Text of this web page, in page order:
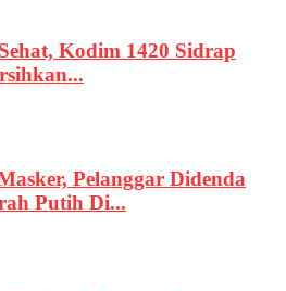
Kodim 1420 Sidrap
Pelanggar Didenda
Putih Di...